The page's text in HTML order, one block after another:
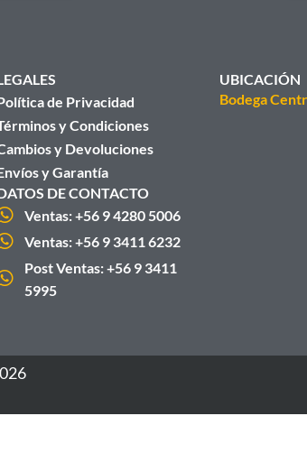
de Privacidad
y Condiciones
y Devoluciones
y Garantía
DE CONTACTO
Ventas: +56 9 4280 5006
Ventas: +56 9 3411 6232
Post Ventas: +56 9 3411
5995
UBICACIÓN
Bodega